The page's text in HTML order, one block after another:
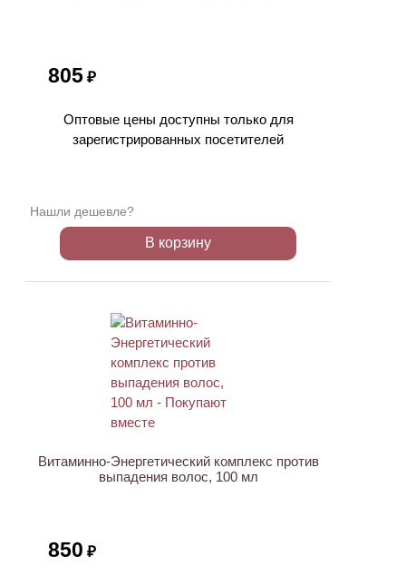
805 ₽
Оптовые цены доступны только для
зарегистрированных посетителей
Нашли дешевле?
В корзину
Витаминно-Энергетический комплекс против
выпадения волос, 100 мл
850 ₽